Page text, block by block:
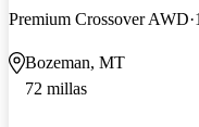
Premium Crossover AWD
Bozeman, MT
72 millas